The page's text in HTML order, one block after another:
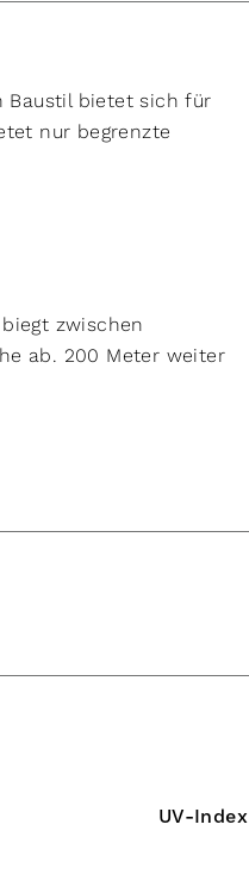
Baustil bietet sich für
nur begrenzte
zwischen
ab. 200 Meter weiter
UV-Index